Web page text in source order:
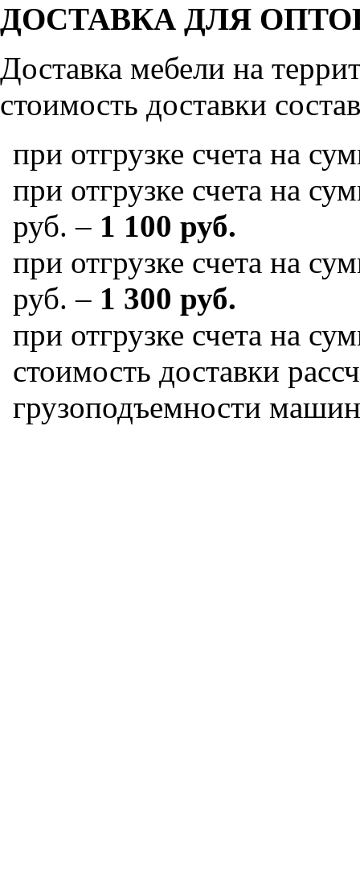
ДОСТАВКА ДЛЯ
Доставка мебели на
стоимость доставки
при отгрузке счета на
при отгрузке счета на
руб. – 1 100 руб.
при отгрузке счета на
руб. – 1 300 руб.
при отгрузке счета на
стоимость доставки
грузоподъемности